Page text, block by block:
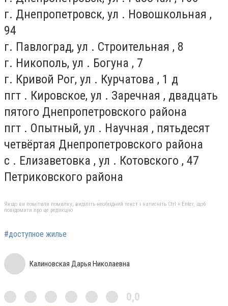
г. Днепропетровск, ул . Новошкольная ,
94
г. Павлоград, ул . Строительная , 8
г. Никополь, ул . Богуна , 7
г. Кривой Рог, ул . Курчатова , 1 д
пгт . Кировское, ул . Заречная , двадцать
пятого Днепропетровского района
пгт . Опытный, ул . Научная , пятьдесят
четвёртая Днепропетровского района
с . Елизаветовка , ул . Котовского , 47
Петриковского района
Якщо ви помітили помилку, виділіть необхідний текст і натисніть Ctrl + Enter, щоб
повідомити про це редакцію
#доступное жилье
Калиновская Дарья Николаевна
0,0